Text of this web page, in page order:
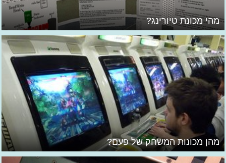
מהי מכונת טיורינג?
מהן מכונות המשחק של פעם?